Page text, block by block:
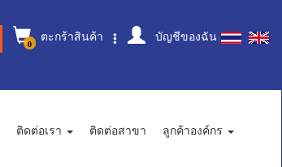
0 ตะกร้าสินค้า บัญชีของฉัน
ติดต่อเรา ติดต่อสาขา
ลูกค้าองค์กร